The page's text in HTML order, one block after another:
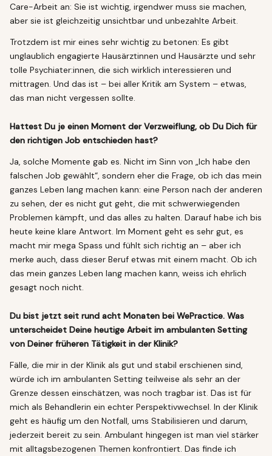
Care-Arbeit an: Sie ist wichtig, irgendwer muss sie machen,
aber sie ist gleichzeitig unsichtbar und unbezahlte Arbeit.
Trotzdem ist mir eines sehr wichtig zu betonen: Es gibt
unglaublich engagierte Hausärztinnen und Hausärzte und sehr
tolle Psychiater:innen, die sich wirklich interessieren und
mittragen. Und das ist – bei aller Kritik am System – etwas,
das man nicht vergessen sollte.
Hattest Du je einen Moment der Verzweiflung, ob Du Dich für
den richtigen Job entschieden hast?
Ja, solche Momente gab es. Nicht im Sinn von „Ich habe den
falschen Job gewählt“, sondern eher die Frage, ob ich das mein
ganzes Leben lang machen kann: eine Person nach der anderen
zu sehen, der es nicht gut geht, die mit schwerwiegenden
Problemen kämpft, und das alles zu halten. Darauf habe ich bis
heute keine klare Antwort. Im Moment geht es sehr gut, es
macht mir mega Spass und fühlt sich richtig an – aber ich
merke auch, dass dieser Beruf etwas mit einem macht. Ob ich
das mein ganzes Leben lang machen kann, weiss ich ehrlich
gesagt noch nicht.
Du bist jetzt seit rund acht Monaten bei WePractice. Was
unterscheidet Deine heutige Arbeit im ambulanten Setting
von Deiner früheren Tätigkeit in der Klinik?
Fälle, die mir in der Klinik als gut und stabil erschienen sind,
würde ich im ambulanten Setting teilweise als sehr an der
Grenze dessen einschätzen, was noch tragbar ist. Das ist für
mich als Behandlerin ein echter Perspektivwechsel. In der Klinik
geht es häufig um den Notfall, ums Stabilisieren und darum,
jederzeit bereit zu sein. Ambulant hingegen ist man viel stärker
mit alltagsbezogenen Themen konfrontiert. Das finde ich